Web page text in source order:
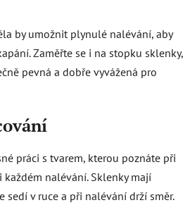
by umožnit plynulé nalévání, aby
Zaměřte se i na stopku sklenky,
pevná a dobře vyvážená pro
práci s tvarem, kterou poznáte při
nalévání. Sklenky mají
sedí v ruce a při nalévání drží směr.